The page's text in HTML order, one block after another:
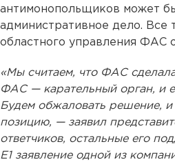
антимонопольщиков может
административное дело. Все
областного управления ФАС
«Мы считаем, что ФАС
ФАС — карательный орган, и
Будем обжаловать решение,
позицию, — заявил
ответчиков, остальные его
Е1 заявление одной из